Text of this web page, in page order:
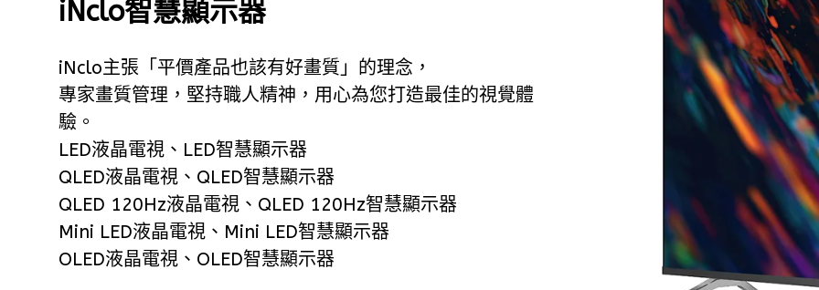
iNclo智慧顯示器
iNclo主張「平價產品也該有好畫質」的理念，
專家畫質管理，堅持職人精神，用心為您打造最佳的視覺體
驗。
LED液晶電視、LED智慧顯示器
QLED液晶電視、QLED智慧顯示器
QLED 120Hz液晶電視、QLED 120Hz智慧顯示器
Mini LED液晶電視、Mini LED智慧顯示器
OLED液晶電視、OLED智慧顯示器